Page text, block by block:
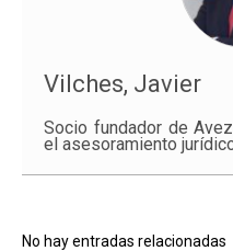
Vilches, Javier
Socio fundador de
el asesoramiento
No hay entradas relacionadas